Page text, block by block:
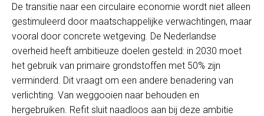
De transitie naar een circulaire economie wordt niet alleen
gestimuleerd door maatschappelijke verwachtingen, maar
vooral door concrete wetgeving. De Nederlandse
overheid heeft ambitieuze doelen gesteld: in 2030 moet
het gebruik van primaire grondstoffen met 50% zijn
verminderd. Dit vraagt om een andere benadering van
verlichting. Van weggooien naar behouden en
hergebruiken. Refit sluit naadloos aan bij deze ambitie